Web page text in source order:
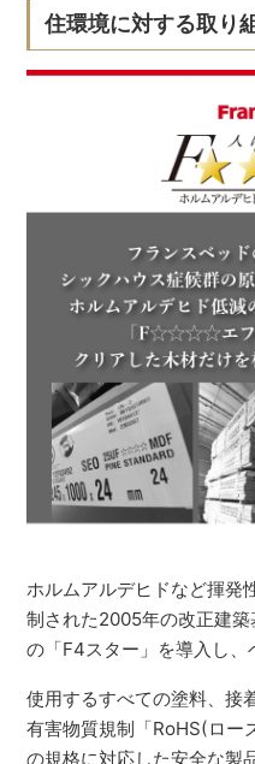
住環境に対する取り
ホルムアルデヒドなど揮発
制された2005年の改正建
の「F4スター」を導入し、
使用するすべての塗料、接
有害物質規制「RoHS(ロー
の規格に対応した安全な製